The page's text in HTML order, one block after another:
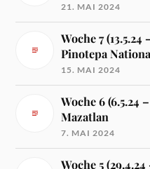
21. MAI 2024
Woche 7
Pinotepa
15. MAI 2024
Woche 6 (6.5.24
Mazatlan
7. MAI 2024
Woche 5